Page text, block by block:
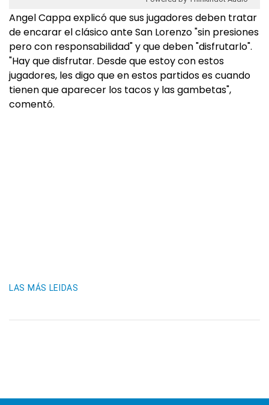
Angel Cappa explicó que sus jugadores deben tratar
de encarar el clásico ante San Lorenzo "sin presiones
pero con responsabilidad" y que deben "disfrutarlo".
"Hay que disfrutar. Desde que estoy con estos
jugadores, les digo que en estos partidos es cuando
tienen que aparecer los tacos y las gambetas",
comentó.
LAS MÁS LEIDAS